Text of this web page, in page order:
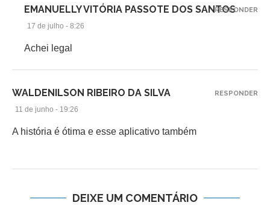
EMANUELLY VITÓRIA PASSOTE DOS SANTOS
17 de julho - 8:26
Achei legal
RESPONDER
WALDENILSON RIBEIRO DA SILVA
11 de junho - 19:26
A história é ótima e esse aplicativo também
RESPONDER
DEIXE UM COMENTÁRIO